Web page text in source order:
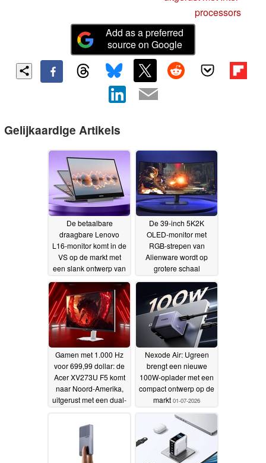
processors
Add as a preferred
source on Google
Gelijkaardige Artikels
De betaalbare
draagbare Lenovo
L16-monitor komt in de
VS op de markt met
een slank ontwerp van
ingebouwde standaard
15-07-2026
De 39-inch 5K2K
OLED-monitor met
RGB-strepen van
Alienware wordt op
grotere schaal
markt gebracht, met
sterk uiteenlopende
prijzen02-07-2026
Gamen met 1.000 Hz
voor 699,99 dollar: de
Acer XV273U F5 komt
naar Noord-Amerika,
uitgerust met een dual-
scherm01-07-2026
Nexode Air: Ugreen
brengt een nieuwe
100W-oplader met een
compact ontwerp op de
markt 01-07-2026